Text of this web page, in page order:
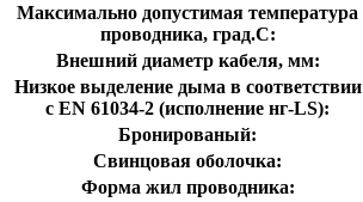
Максимально допустимая температура
проводника, град.C:
Внешний диаметр кабеля, мм:
Низкое выделение дыма в соответствии
с EN 61034-2 (исполнение нг-LS):
Бронированый:
Свинцовая оболочка:
Форма жил проводника: